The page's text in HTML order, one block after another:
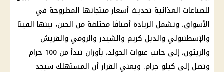
للصناعات الغذائية تحديث أسعار منتجاتها المطروحة في
الأسواق. وتشمل الزيادة أصنافًا مختلفة من الجبن، بينها الفيتا
والإسطنبولي والدبل كريم والشيدر والرومي والقريش
والزيتون، إلى جانب عبوات الجولد، بأوزان تبدأ من 100 جرام
وتصل إلى كيلو جرام. ويعني القرار أن المستهلك سيجد